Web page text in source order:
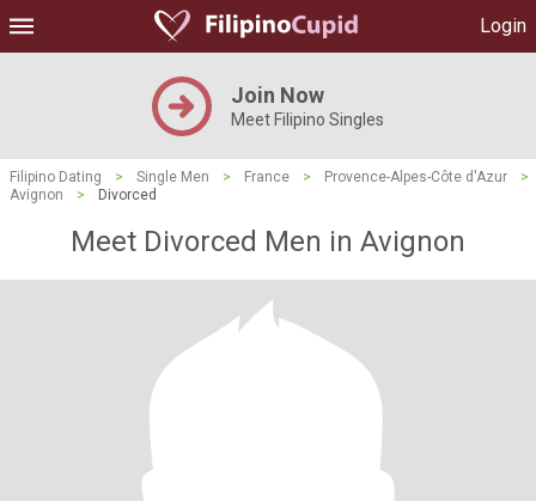
Login
Join Now
Meet Filipino Singles
Filipino Dating > Single Men > France > Provence-Alpes-Côte d'Azur
>
Avignon
> Divorced
Meet Divorced Men in Avignon